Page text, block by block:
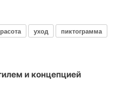
уход пиктограмма
и концепцией